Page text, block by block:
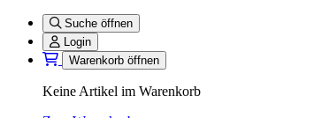
Suche öffnen
Login
Warenkorb öffnen
Keine Artikel im Warenkorb